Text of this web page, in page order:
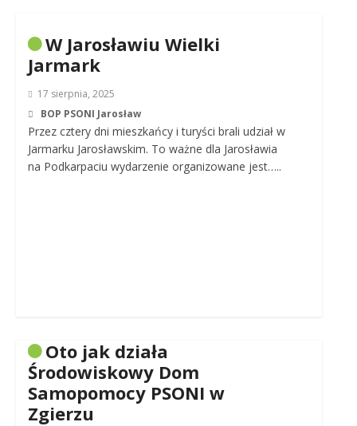
W Jarosławiu Wielki
Jarmark
17 sierpnia, 2025
BOP PSONI Jarosław
Przez cztery dni mieszkańcy i turyści brali udział w
Jarmarku Jarosławskim. To ważne dla Jarosławia
na Podkarpaciu wydarzenie organizowane jest…..
Oto jak działa
Środowiskowy Dom
Samopomocy PSONI w
Zgierzu